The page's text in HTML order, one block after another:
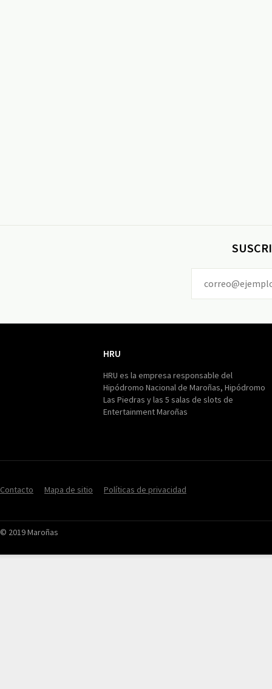
HRU
HRU es la empresa responsable del
Hipódromo Nacional de Maroñas, Hipódromo
Las Piedras y las 5 salas de slots de
Entertainment Maroñas
Contacto Mapa de sitio Políticas de privacidad
© 2019 Maroñas